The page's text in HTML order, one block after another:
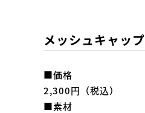
メッシュキャップ
■価格
2,300円（税込）
■素材